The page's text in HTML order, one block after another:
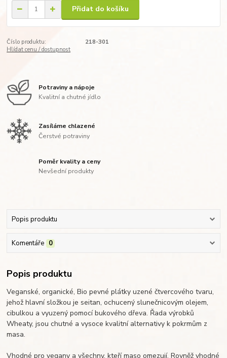
Přidat do košíku
Číslo produktu:
218-301
Hlídat cenu / dostupnost
Potraviny a nápoje
Kvalitní a chutné jídlo
Zasíláme chlazené
Čerstvé potraviny
Poměr kvality a ceny
Nevšední produkty
Popis produktu
Komentáře 0
Popis produktu
Veganské, organické, Bio pevné plátky uzené čtvercového tvaru,
jehož hlavní složkou je seitan, ochucený slunečnicovým olejem,
cibulkou a vyuzený pomocí bukového dřeva. Řada výrobků
Wheaty, jsou chutné a vysoce kvalitní alternativy k pokrmům z
masa.
Vhodné pro vegany a všechny, kteří maso omezují. Rovněž vhodné